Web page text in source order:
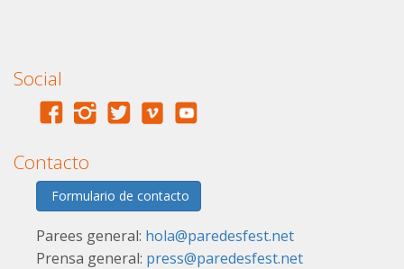
Social
Contacto
Formulario de contacto
Parees general: hola@paredesfest.net
Prensa general: press@paredesfest.net